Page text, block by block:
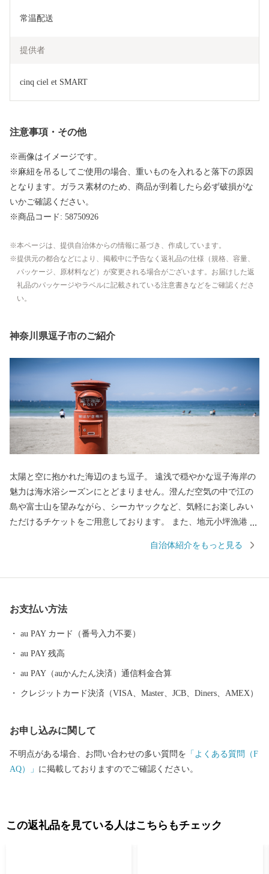
常温配送
提供者
cinq ciel et SMART
注意事項・その他
※画像はイメージです。
※麻紐を吊るしてご使用の場合、重いものを入れると落下の原因
となります。ガラス素材のため、商品が到着したら必ず破損がな
いかご確認ください。
※商品コード: 58750926
本ページは、提供自治体からの情報に基づき、作成しています。
提供元の都合などにより、掲載中に予告なく返礼品の仕様（規格、容量、
パッケージ、原材料など）が変更される場合がございます。お届けした返
礼品のパッケージやラベルに記載されている注意書きなどをご確認くださ
い。
神奈川県逗子市のご紹介
太陽と空に抱かれた海辺のまち逗子。 遠浅で穏やかな逗子海岸の
魅力は海水浴シーズンにとどまりません。澄んだ空気の中で江の
島や富士山を望みながら、シーカヤックなど、気軽にお楽しみい
ただけるチケットをご用意しております。 また、地元小坪漁港で
ド「あかもく」の加工品など、逗子にお越しにならなくても逗子
自治体紹介をもっと見る
お支払い方法
au PAY カード（番号入力不要）
au PAY 残高
au PAY（auかんたん決済）通信料金合算
クレジットカード決済（VISA、Master、JCB、Diners、AMEX）
お申し込みに関して
不明点がある場合、お問い合わせの多い質問を 「よくある質問（F
AQ）」 に掲載しておりますのでご確認ください。
この返礼品を見ている人はこちらもチェック